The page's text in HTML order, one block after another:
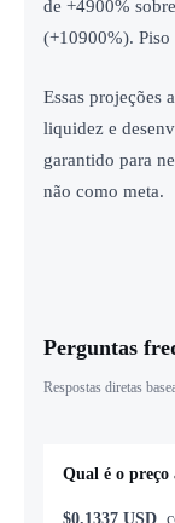
de +4900%
(+10900%).
Essas projeções
liquidez e
garantido para
não como meta.
Perguntas
Respostas diretas
Qual é o
$0.1337 USD ,